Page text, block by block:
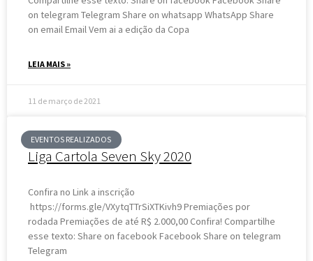
on telegram Telegram Share on whatsapp WhatsApp Share
on email Email Vem ai a edição da Copa
LEIA MAIS »
11 de março de 2021
EVENTOS REALIZADOS
Liga Cartola Seven Sky 2020
Confira no Link a inscrição
https://forms.gle/VXytqTTrSiXTKivh9 Premiações por
rodada Premiações de até R$ 2.000,00 Confira! Compartilhe
esse texto: Share on facebook Facebook Share on telegram
Telegram